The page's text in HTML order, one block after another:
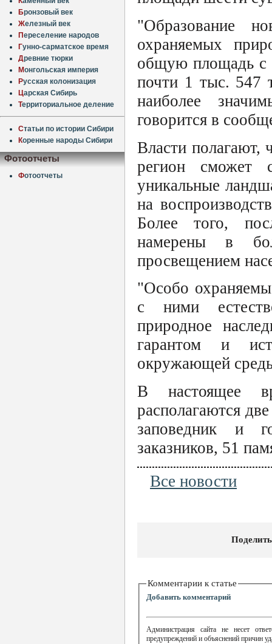
Бронзовый век
Железный век
Переселение народов
Гунно-сарматское время
Древние тюрки
Монгольская империя
Русская колонизация
Царская Сибирь
Территориальное деление
Статьи по истории Сибири
Коренные народы Сибири
Фотоотчеты
Фотоотчеты
"Образование
охраняемых
общую площадь с
почти 1 тыс. 547
наиболее
говорится в
Власти
регион сможет
уникальные
на
Более того,
намерены в
просвещением
"Особо
с ними
природное
гарантом и
окружающей
В настоящее
располагаются
заповедник и
заказников, 51
Все новости
Комментарии к статье
Добавить комментарий
Администрация сайта не несет
предупреждений и объяснений причин